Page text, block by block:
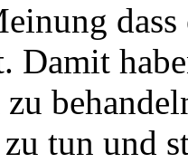
Damit
tun und